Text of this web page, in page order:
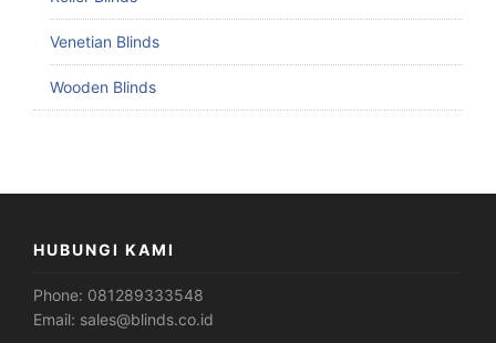
Venetian Blinds
Wooden Blinds
HUBUNGI KAMI
Phone: 081289333548
Email: sales@blinds.co.id